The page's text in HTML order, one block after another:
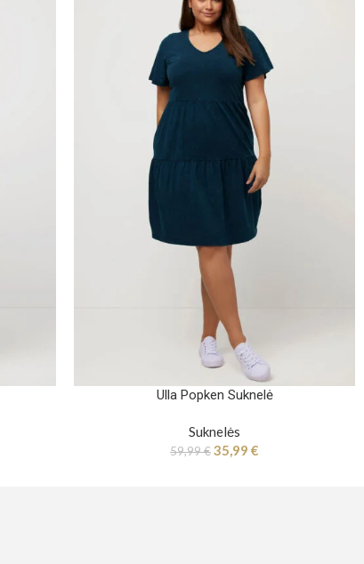
Ulla Popken Suknelė
Suknelės
59,99€35,99 €